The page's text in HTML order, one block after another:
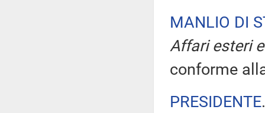
MANLIO DI
Affari esteri
conforme
PRESIDENTE